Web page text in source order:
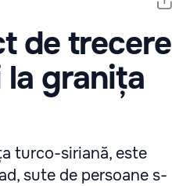
de trecere
granița
turco-siriană, este
sute de persoane s-